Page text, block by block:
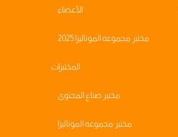
الأعضاء
مختبر مجموعه الموناليزا 2025
المختبرات
مختبر صناع المحتوى
مختبر مجموعه الموناليزا